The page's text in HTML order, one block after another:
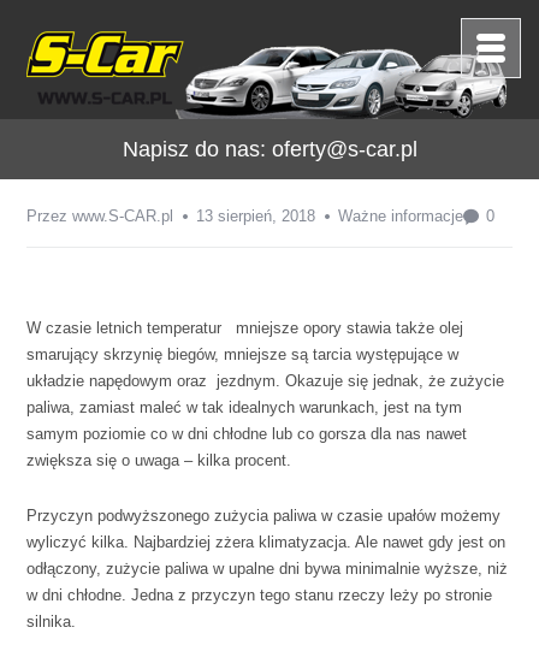
Napisz do nas: oferty@s-car.pl
Przezwww.S-CAR.pl 13 sierpień, 2018 Ważne informacje 0
W czasie letnich temperatur mniejsze opory stawia także olej
smarujący skrzynię biegów, mniejsze są tarcia występujące w
układzie napędowym oraz jezdnym. Okazuje się jednak, że zużycie
paliwa, zamiast maleć w tak idealnych warunkach, jest na tym
samym poziomie co w dni chłodne lub co gorsza dla nas nawet
zwiększa się o uwaga – kilka procent.
Przyczyn podwyższonego zużycia paliwa w czasie upałów możemy
wyliczyć kilka. Najbardziej zżera klimatyzacja. Ale nawet gdy jest on
odłączony, zużycie paliwa w upalne dni bywa minimalnie wyższe, niż
w dni chłodne. Jedna z przyczyn tego stanu rzeczy leży po stronie
silnika.